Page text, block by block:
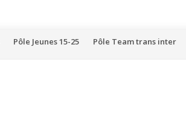
Pôle Jeunes 15-25 Pôle Team trans inter